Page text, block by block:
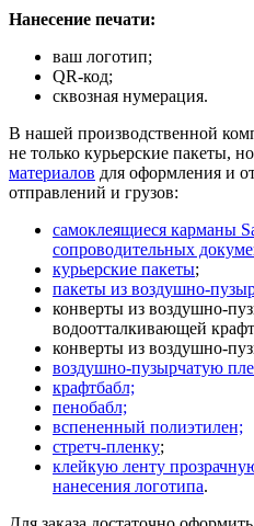
Нанесение печати:
ваш логотип;
QR-код;
сквозная нумерация.
В нашей производственной
не только курьерские пакеты,
материалов для оформления и
отправлений и грузов:
самоклеящиеся карманы
сопроводительных
курьерские пакеты;
пакеты из воздушно-
конверты из воздушно-
водоотталкивающей
конверты из воздушно-
воздушно-пузырчатую
крафтбабл;
пенобабл;
вспененный полиэтилен;
стретч-пленку;
клейкую ленту
нанесения логотипа.